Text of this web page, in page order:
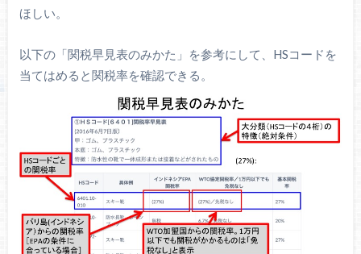
ほしい。
以下の「関税早見表のみかた」を参考にして、HSコードを
当てはめると関税率を確認できる。